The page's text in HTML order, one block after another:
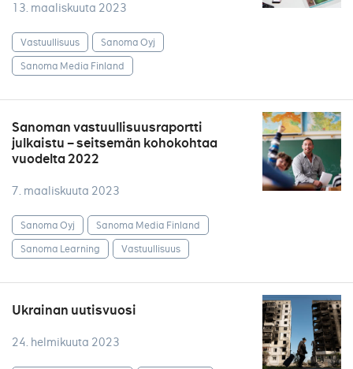
13. maaliskuuta 2023
Vastuullisuus
Sanoma Oyj
Sanoma Media Finland
Sanoman vastuullisuusraportti
julkaistu – seitsemän kohokohtaa
vuodelta 2022
7. maaliskuuta 2023
Sanoma Oyj
Sanoma Media Finland
Sanoma Learning
Vastuullisuus
Ukrainan uutisvuosi
24. helmikuuta 2023